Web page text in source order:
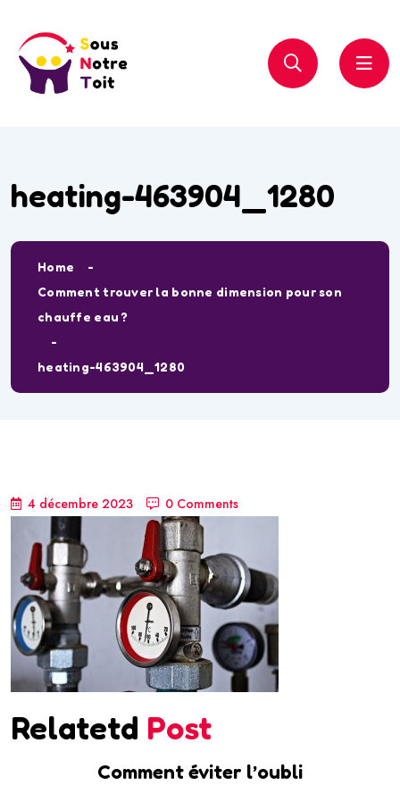
heating-463904_1280
Home
Comment trouver la bonne dimension pour son
chauffe eau ?
heating-463904_1280
4 décembre 2023 0 Comments
Relatetd Post
Comment éviter l’oubli